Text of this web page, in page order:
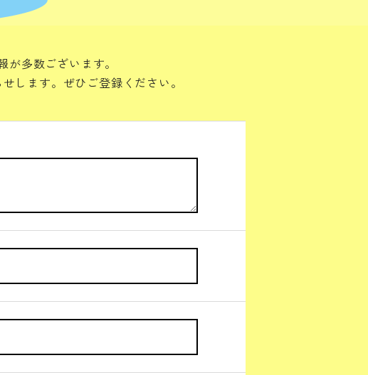
多数ございます。
します。ぜひご登録ください。